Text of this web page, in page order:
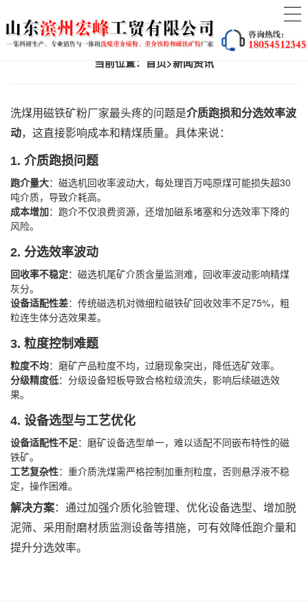
当前位置： 首页>新闻资讯
洗煤用磁铁矿粉厂家最头疼的问题是‌介质跑损和分选效率波
动‌，这直接影响成本和精煤质量。具体来说：
1. ‌ 介质跑损问题
跑介量大‌：磁选机回收率波动大，每处理百万吨原煤可能损失超30
吨介质，导致介耗高。
成本增加‌：跑介不仅浪费资源，还增加磁系堵塞和分选效率下降的
风险。
2. ‌ 分选效率波动
回收率不稳定‌：磁选机尾矿介质含量监测难，回收率波动影响精煤
灰分。
设备适配性差‌：传统磁选机对微细粒磁铁矿回收效率不足75%，粗
粒连生体分选效果差。
3. ‌ 粒度控制难题
粒度不均‌：磨矿产品粒度不均，过磨现象突出，降低选矿效率。
分级精度低‌：分级设备短板导致合格粒级流失，影响后续磁选效
果。
4. ‌ 设备选型与工艺优化
设备适配性不足‌：磨矿设备选型单一，难以适配不同嵌布特性的磁
铁矿。
工艺复杂性‌：重介质洗煤需严格控制加重剂粒度，否则悬浮液不稳
定，操作困难。
解决方案‌：通过加强介质化验管理、优化设备选型、增加脱
泥筛、采用耐磨材质监测设备等措施，可有效降低跑介量和
提升分选效率。